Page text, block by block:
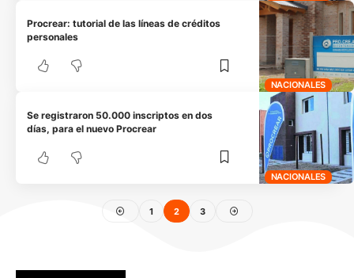
NACIONALES
Procrear: tutorial de las líneas de créditos
personales
NACIONALES
Se registraron 50.000 inscriptos en dos
días, para el nuevo Procrear
1 2 3